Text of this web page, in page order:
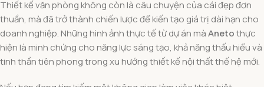
Thiết kế văn phòng không còn là câu chuyện của cái đẹp đơn
thuần, mà đã trở thành chiến lược để kiến tạo giá trị dài hạn cho
doanh nghiệp. Những hình ảnh thực tế từ dự án màAnetothực
hiện là minh chứng cho năng lực sáng tạo, khả năng thấu hiểu và
tinh thần tiên phong trong xu hướng thiết kế nội thất thế hệ mới.